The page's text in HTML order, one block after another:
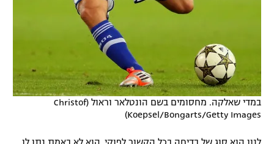
במדי שאלקה. מחסומים בשם הונטלאר וראול (Christof
Koepsel/Bongarts/Getty Images)